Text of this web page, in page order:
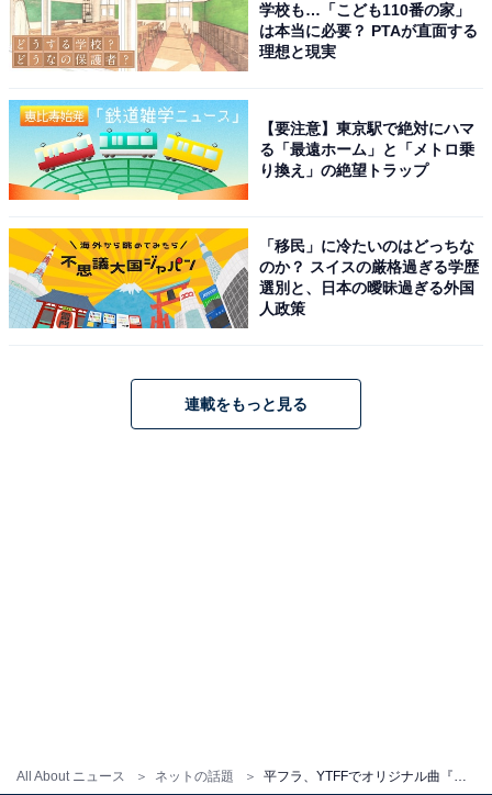
All About ニュース ネットの話題
学校も…「こども110番の家」
は本当に必要？ PTAが直面する
理想と現実
【要注意】東京駅で絶対にハマ
る「最遠ホーム」と「メトロ乗
り換え」の絶望トラップ
「移民」に冷たいのはどっちな
のか？ スイスの厳格過ぎる学歴
選別と、日本の曖昧過ぎる外国
人政策
連載をもっと見る